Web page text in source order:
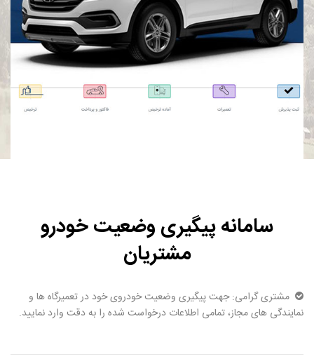
سامانه پیگیری وضعیت خودرو
مشتریان
مشتری گرامی: جهت پیگیری وضعیت خودروی خود در تعمیرگاه ها و
نمایندگی های مجاز، تمامی اطلاعات درخواست شده را به دقت وارد نمایید.